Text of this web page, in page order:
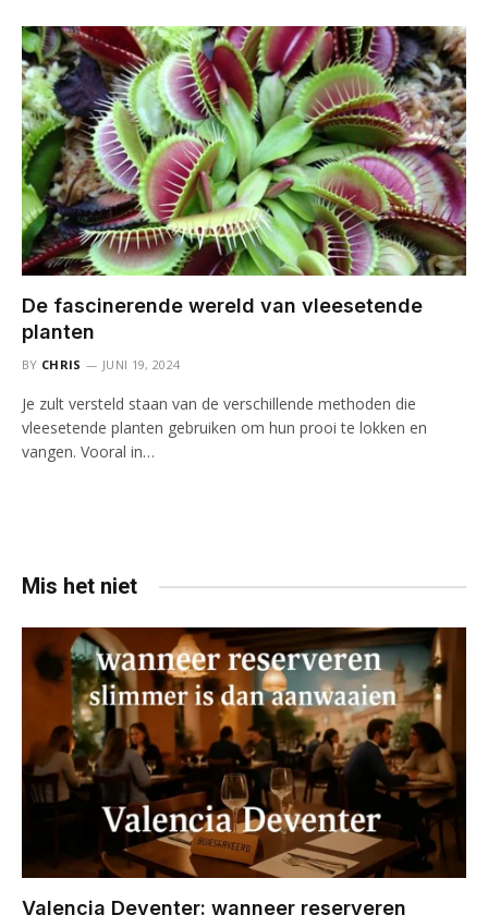
De fascinerende wereld van vleesetende
planten
BY CHRIS JUNI 19, 2024
Je zult versteld staan van de verschillende methoden die
vleesetende planten gebruiken om hun prooi te lokken en
vangen. Vooral in…
Mis het niet
Valencia Deventer: wanneer reserveren